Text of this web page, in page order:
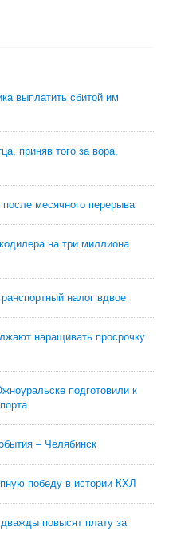
выплатить сбитой им
приняв того за вора,
месячного перерыва
на три миллиона
налог вдвое
наращивать просрочку
подготовили к
– Челябинск
победу в истории КХЛ
повысят плату за